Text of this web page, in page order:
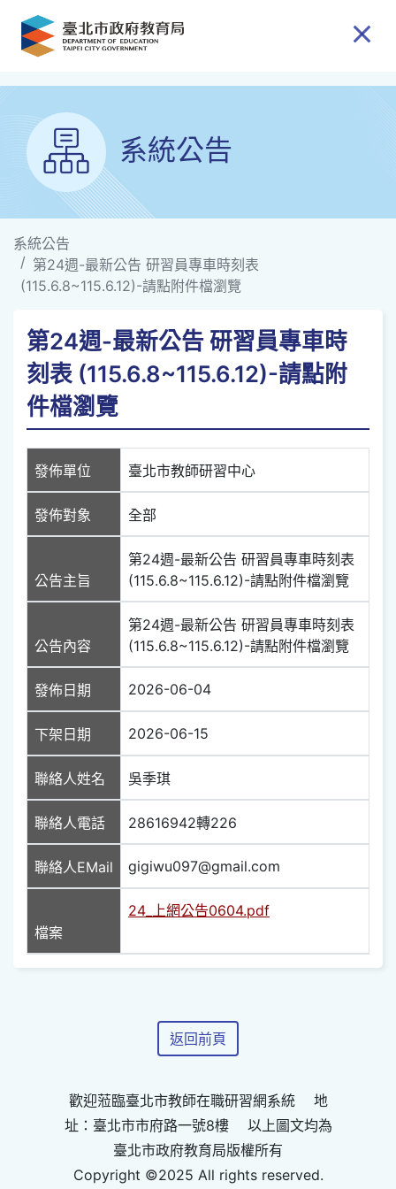
跳到主要內容
系統公告
系統公告
第24週-最新公告 研習員專車時刻表
(115.6.8~115.6.12)-請點附件檔瀏覽
第24週-最新公告 研習員專車時
刻表 (115.6.8~115.6.12)-請點附
件檔瀏覽
發佈單位 臺北市教師研習中心
發佈對象 全部
公告主旨
第24週-最新公告 研習員專車時刻表
(115.6.8~115.6.12)-請點附件檔瀏覽
公告內容
第24週-最新公告 研習員專車時刻表
(115.6.8~115.6.12)-請點附件檔瀏覽
發佈日期 2026-06-04
下架日期 2026-06-15
聯絡人姓名 吳季琪
聯絡人電話 28616942轉226
聯絡人EMail gigiwu097@gmail.com
檔案
24_上網公告0604.pdf
返回前頁
歡迎蒞臨臺北市教師在職研習網系統 地
址：臺北市市府路一號8樓 以上圖文均為
臺北市政府教育局版權所有
Copyright ©2025 All rights reserved.